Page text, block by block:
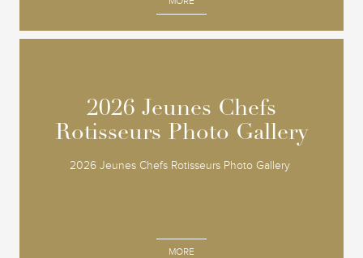
2026 Jeunes Chefs
Rotisseurs Photo Gallery
2026 Jeunes Chefs Rotisseurs Photo Gallery
MORE
2026 Jeunes Chefs
Rotisseurs Photo Gallery